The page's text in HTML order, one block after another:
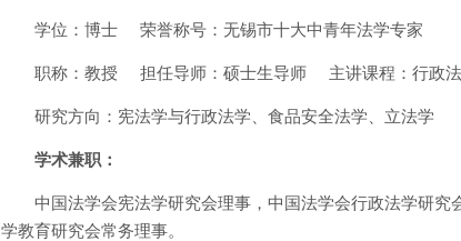
学位：博士 荣誉称号：无锡市十大中青年法学专家
职称：教授 担任导师：硕士生导师 主讲课程：行政法
研究方向：宪法学与行政法学、食品安全法学、立法学
学术兼职：
中国法学会宪法学研究会理事，中国法学会行政法学研
学教育研究会常务理事。